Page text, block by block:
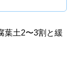
葉土2〜3割と緩